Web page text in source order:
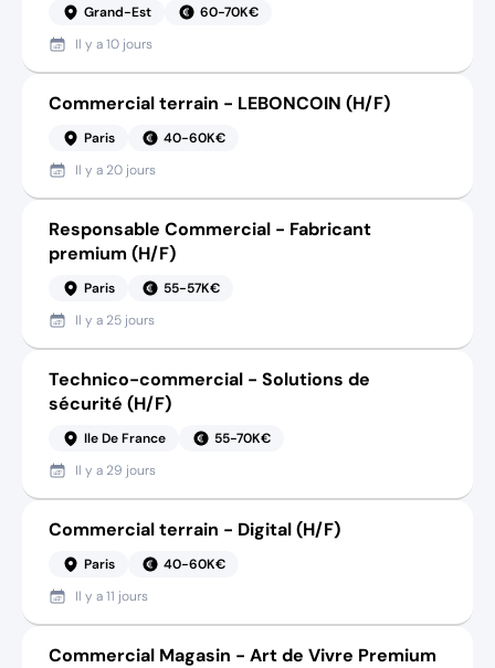
Grand-Est
60-70K€
Il y a10 jours
Commercial terrain - LEBONCOIN (H/F)
Paris
40-60K€
Il y a 20 jours
Responsable Commercial - Fabricant
premium (H/F)
Paris
55-57K€
Il y a 25 jours
Technico-commercial - Solutions de
sécurité (H/F)
Ile De France
55-70K€
Il y a 29 jours
Commercial terrain - Digital (H/F)
Paris
40-60K€
Il y a11 jours
Commercial Magasin - Art de Vivre Premium